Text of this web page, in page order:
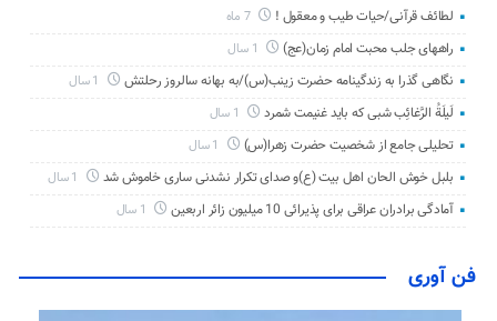
لطائف قرآنی/حیات طیب و معقول ! 7 ماه
راههای جلب محبت امام زمان(عج)
نگاهی گذرا به زندگینامه حضرت زینب(س)/به بهانه سالروز رحلتش
لَیلَةُ الرَّغائِب شبی که باید غنیمت شمرد
تحلیلی جامع از شخصیت حضرت زهرا(س)
بلبل خوش الحان اهل بیت (ع)و صدای تکرار نشدنی ساری خاموش شد
آمادگی برادران عراقی برای پذیرائی 10 میلیون زائر اربعین
فن آوری